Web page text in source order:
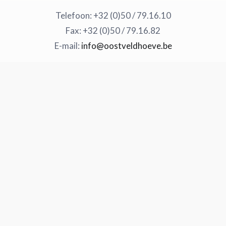
Telefoon: +32 (0)50 / 79.16.10
Fax: +32 (0)50 / 79.16.82
E-mail: info@oostveldhoeve.be